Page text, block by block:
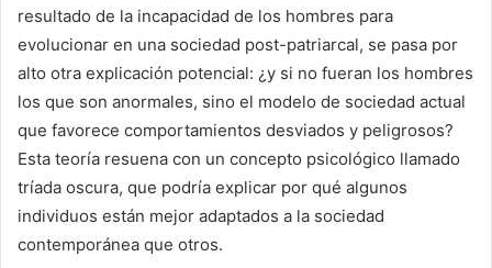
resultado de la incapacidad de los hombres para
evolucionar en una sociedad post-patriarcal, se pasa por
alto otra explicación potencial: ¿y si no fueran los hombres
los que son anormales, sino el modelo de sociedad actual
que favorece comportamientos desviados y peligrosos?
Esta teoría resuena con un concepto psicológico llamado
tríada oscura, que podría explicar por qué algunos
individuos están mejor adaptados a la sociedad
contemporánea que otros.